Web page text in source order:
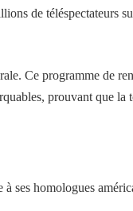
de téléspectateurs
Ce programme de
prouvant que la
homologues